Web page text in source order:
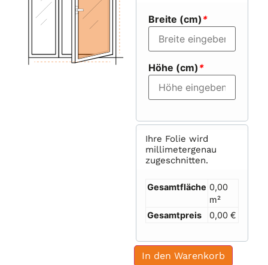
Breite (cm) *
Höhe (cm) *
Ihre Folie wird
millimetergenau
zugeschnitten.
Gesamtfläche 0,00
m²
Gesamtpreis
0,00 €
In den Warenkorb